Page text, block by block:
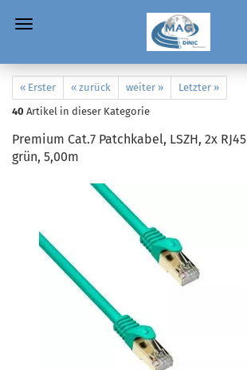
« Erster « zurück weiter »
Letzter »
40 Artikel in dieser Kategorie
Premium Cat.7 Patchkabel, LSZH, 2x
grün, 5,00m